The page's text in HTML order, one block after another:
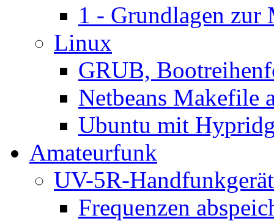
1 - Grundlagen
Linux
GRUB,
Netbeans Makefile
Ubuntu mit
Amateurfunk
UV-5R-Handfunkgerät
Frequenzen